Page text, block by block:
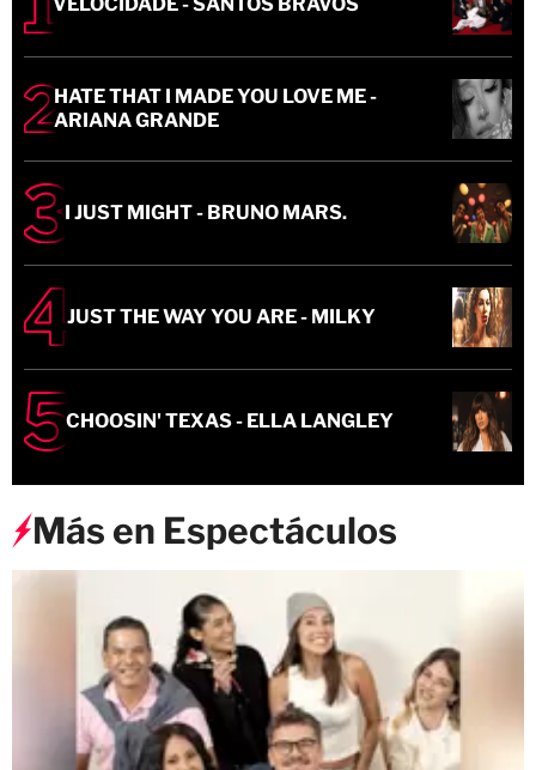
HATE THAT I MADE YOU LOVE ME -
ARIANA GRANDE
I JUST MIGHT - BRUNO MARS.
JUST THE WAY YOU ARE - MILKY
CHOOSIN' TEXAS - ELLA LANGLEY
Más en Espectáculos